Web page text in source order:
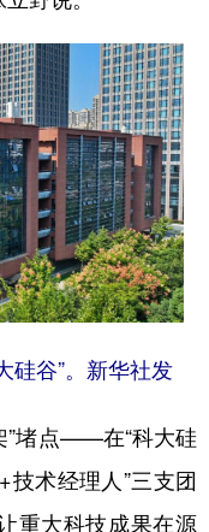
谷”。新华社发
”堵点——在“科大硅
技术经理人”三支团
重大科技成果在源